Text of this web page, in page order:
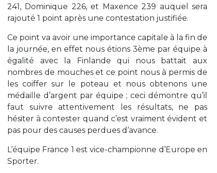
241, Dominique 226, et Maxence 239 auquel sera
rajouté 1 point après une contestation justifiée.
Ce point va avoir une importance capitale à la fin de
la journée, en effet nous étions 3ème par équipe à
égalité avec la Finlande qui nous battait aux
nombres de mouches et ce point nous à permis de
les coiffer sur le poteau et nous obtenons une
médaille d’argent par équipe ; ceci démontre qu’il
faut suivre attentivement les résultats, ne pas
hésiter à contester quand c’est vraiment évident et
pas pour des causes perdues d’avance.
L’équipe France 1 est vice-championne d’Europe en
Sporter.